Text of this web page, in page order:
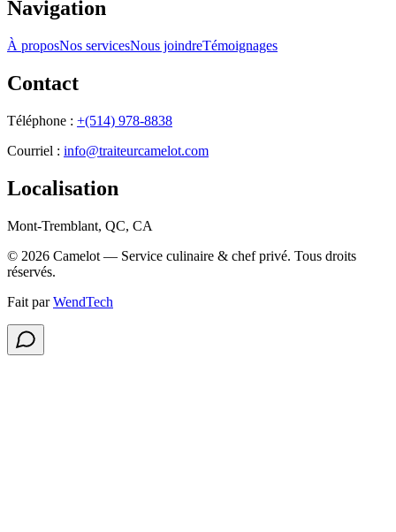
Navigation
À proposNos servicesNous joindreTémoignages
Contact
Téléphone : +(514) 978-8838
Courriel : info@traiteurcamelot.com
Localisation
Mont-Tremblant, QC, CA
© 2026 Camelot — Service culinaire & chef privé. Tous droits
réservés.
Fait par WendTech